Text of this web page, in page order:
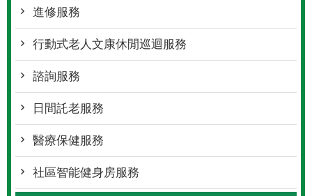
進修服務
行動式老人文康休閒巡迴服務
諮詢服務
日間託老服務
醫療保健服務
社區智能健身房服務